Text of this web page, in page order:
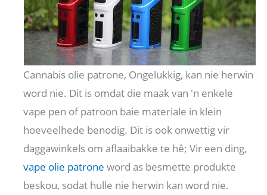
Cannabis olie patrone, Ongelukkig, kan nie herwin
word nie. Dit is omdat die maak van 'n enkele
vape pen of patroon baie materiale in klein
hoeveelhede benodig. Dit is ook onwettig vir
daggawinkels om aflaaibakke te hê; Vir een ding,
vape olie patroneword as besmette produkte
beskou, sodat hulle nie herwin kan word nie.